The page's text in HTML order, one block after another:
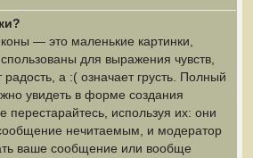
— это маленькие картинки,
для выражения чувств,
а :( означает грусть. Полный
увидеть в форме создания
перестарайтесь, используя их: они
сообщение нечитаемым, и модератор
ваше сообщение или вообще